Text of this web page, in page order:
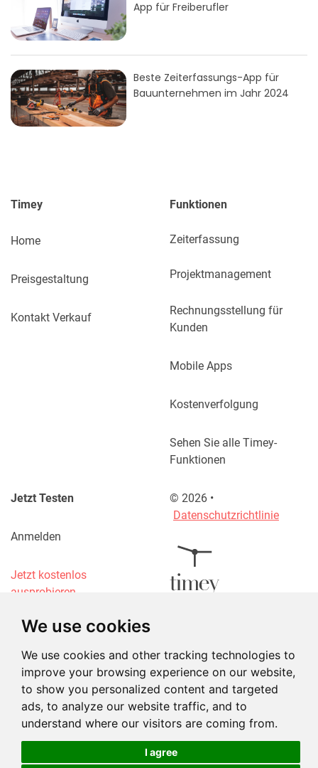
We use cookies
We use cookies and other tracking technologies to
improve your browsing experience on our website,
to show you personalized content and targeted
ads, to analyze our website traffic, and to
understand where our visitors are coming from.
I agree
App für Freiberufler
Beste Zeiterfassungs-App für
Bauunternehmen im Jahr 2024
Timey
Home
Preisgestaltung
Kontakt Verkauf
Funktionen
Zeiterfassung
Projektmanagement
Rechnungsstellung für
Kunden
Mobile Apps
Kostenverfolgung
Sehen Sie alle Timey-
Funktionen
Jetzt Testen
Anmelden
Jetzt kostenlos
ausprobieren
© 2026 •
Datenschutzrichtlinie